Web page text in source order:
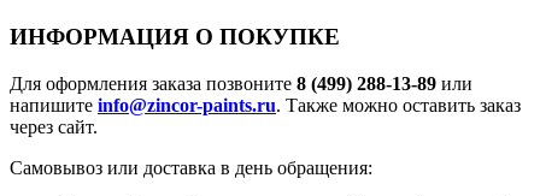
ИНФОРМАЦИЯ О ПОКУПКЕ
Для оформления заказа позвоните 8 (499) 288-13-89 или
напишите info@zincor-paints.ru. Также можно оставить заказ
через сайт.
Самовывоз или доставка в день обращения: